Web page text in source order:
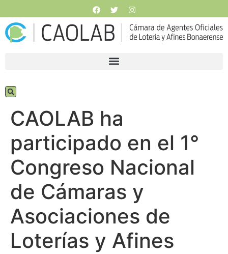
CAOLAB ha
participado en el 1°
Congreso Nacional
de Cámaras y
Asociaciones de
Loterías y Afines